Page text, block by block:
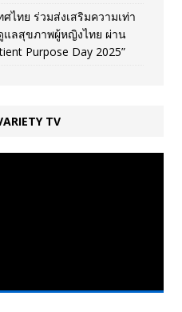
ศไทย ร่วมส่งเสริมความเท่า
แลสุขภาพผู้หญิงไทย ผ่าน
Purpose Day 2025”
TV